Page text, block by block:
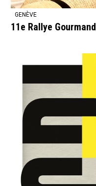
GENÈVE
11e Rallye Gourmand